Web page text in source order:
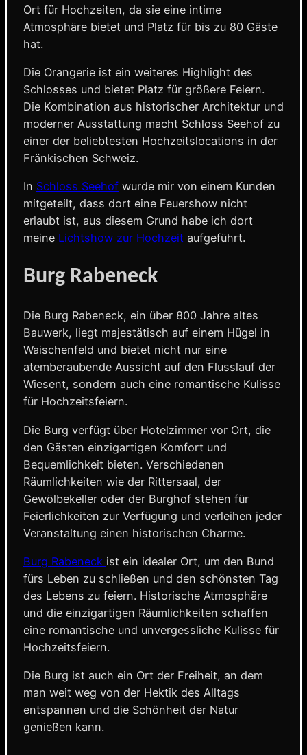
Ort für Hochzeiten, da sie eine intime
Atmosphäre bietet und Platz für bis zu 80 Gäste
hat.
Die Orangerie ist ein weiteres Highlight des
Schlosses und bietet Platz für größere Feiern.
Die Kombination aus historischer Architektur und
moderner Ausstattung macht Schloss Seehof zu
einer der beliebtesten Hochzeitslocations in der
Fränkischen Schweiz.
In Schloss Seehof wurde mir von einem Kunden
mitgeteilt, dass dort eine Feuershow nicht
erlaubt ist, aus diesem Grund habe ich dort
meine Lichtshow zur Hochzeit aufgeführt.
Burg Rabeneck
Die Burg Rabeneck, ein über 800 Jahre altes
Bauwerk, liegt majestätisch auf einem Hügel in
Waischenfeld und bietet nicht nur eine
atemberaubende Aussicht auf den Flusslauf der
Wiesent, sondern auch eine romantische Kulisse
für Hochzeitsfeiern.
Die Burg verfügt über Hotelzimmer vor Ort, die
den Gästen einzigartigen Komfort und
Bequemlichkeit bieten. Verschiedenen
Räumlichkeiten wie der Rittersaal, der
Gewölbekeller oder der Burghof stehen für
Feierlichkeiten zur Verfügung und verleihen jeder
Veranstaltung einen historischen Charme.
Burg Rabeneck ist ein idealer Ort, um den Bund
fürs Leben zu schließen und den schönsten Tag
des Lebens zu feiern. Historische Atmosphäre
und die einzigartigen Räumlichkeiten schaffen
eine romantische und unvergessliche Kulisse für
Hochzeitsfeiern.
Die Burg ist auch ein Ort der Freiheit, an dem
man weit weg von der Hektik des Alltags
entspannen und die Schönheit der Natur
genießen kann.